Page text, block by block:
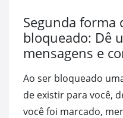
Segunda forma
bloqueado: Dê
mensagens e
Ao ser bloqueado
de existir para você,
você foi marcado,